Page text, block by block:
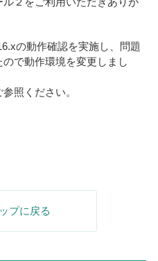
の動作確認を実施し、問題
で動作環境を変更しまし
照ください。
プに戻る